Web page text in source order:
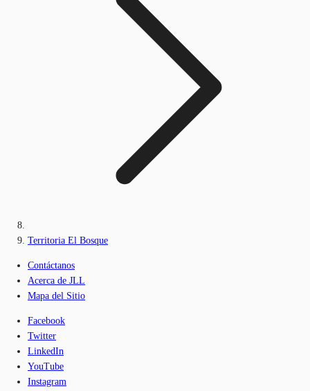
Territoria El Bosque
Contáctanos
Acerca de JLL
Mapa del Sitio
Facebook
Twitter
LinkedIn
YouTube
Instagram